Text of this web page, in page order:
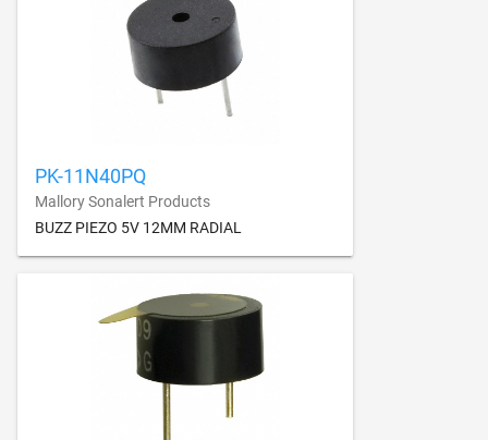
PK-11N40PQ
Mallory Sonalert Products
BUZZ PIEZO 5V 12MM RADIAL